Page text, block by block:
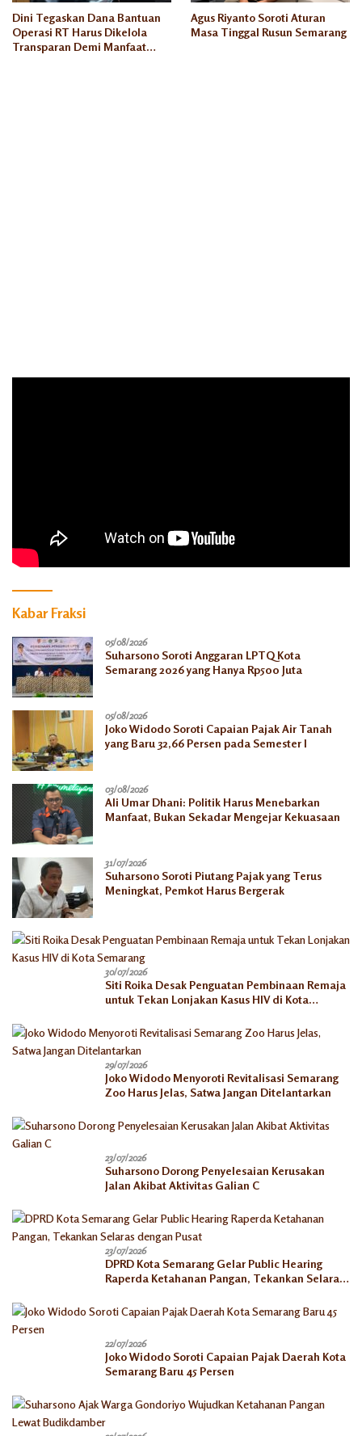
Dini Tegaskan Dana Bantuan
Operasi RT Harus Dikelola
Transparan Demi Manfaat
Agus Riyanto Soroti Aturan
Masa Tinggal Rusun Semarang
Kabar Fraksi
05/08/2026
Suharsono Soroti Anggaran LPTQ Kota
Semarang 2026 yang Hanya Rp500 Juta
05/08/2026
Joko Widodo Soroti Capaian Pajak Air Tanah
yang Baru 32,66 Persen pada Semester I
03/08/2026
Ali Umar Dhani: Politik Harus Menebarkan
Manfaat, Bukan Sekadar Mengejar Kekuasaan
31/07/2026
Suharsono Soroti Piutang Pajak yang Terus
Meningkat, Pemkot Harus Bergerak
30/07/2026
Siti Roika Desak Penguatan Pembinaan Remaja
untuk Tekan Lonjakan Kasus HIV di Kota
29/07/2026
Joko Widodo Menyoroti Revitalisasi Semarang
Zoo Harus Jelas, Satwa Jangan Ditelantarkan
23/07/2026
Suharsono Dorong Penyelesaian Kerusakan
Jalan Akibat Aktivitas Galian C
23/07/2026
DPRD Kota Semarang Gelar Public Hearing
Raperda Ketahanan Pangan, Tekankan Selaras
22/07/2026
Joko Widodo Soroti Capaian Pajak Daerah Kota
Semarang Baru 45 Persen